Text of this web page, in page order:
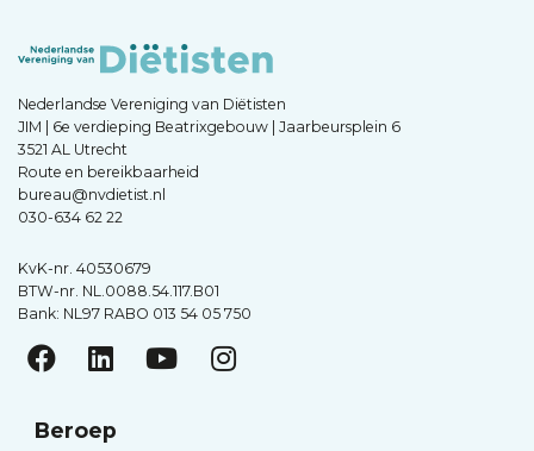
Nederlandse Vereniging van Diëtisten
JIM | 6e verdieping Beatrixgebouw | Jaarbeursplein 6
3521 AL Utrecht
Route en bereikbaarheid
bureau@nvdietist.nl
030-634 62 22
KvK-nr. 40530679
BTW-nr. NL.0088.54.117.B01
Bank: NL97 RABO 013 54 05 750
Beroep